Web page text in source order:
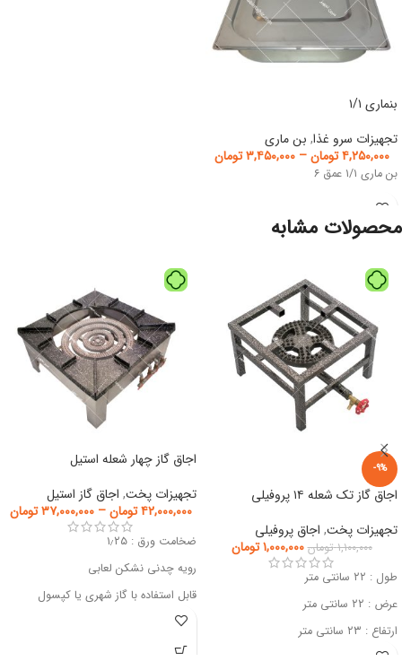
بنماری ۱/۱
تجهیزات سرو غذا, بن ماری
۴,۲۵۰,۰۰۰ تومان – ۳,۴۵۰,۰۰۰ تومان
بن ماری ۱/۱ عمق ۶
محصولات مشابه
-9%
اجاق گاز تک شعله ۱۴ پروفیلی
تجهیزات پخت, اجاق پروفیلی
۱,۱۰۰,۰۰۰ تومان ۱,۰۰۰,۰۰۰ تومان
طول : ۲۲ سانتی متر
عرض : ۲۲ سانتی متر
ارتفاع : ۲۳ سانتی متر
اجاق گاز چهار شعله استیل
تجهیزات پخت, اجاق گاز استیل
۴۲,۰۰۰,۰۰۰ تومان – ۳۷,۰۰۰,۰۰۰ تومان
ضخامت ورق : ۱٫۲۵
رویه چدنی نشکن لعابی
قابل استفاده با گاز شهری یا کپسول